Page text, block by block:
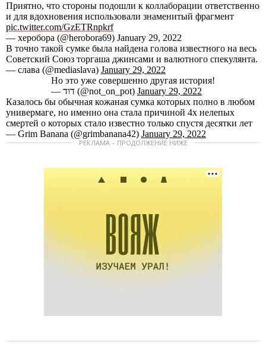
Приятно, что стороны подошли к коллаборации ответственно
и для вдохновения использовали знаменитый фрагмент
pic.twitter.com/GzETRnpkrf
— херобора (@herobora69) January 29, 2022
В точно такой сумке была найдена голова известного на весь
Советский Союз торгаша джинсами и валютного спекулянта.
— слава (@mediaslava) January 29, 2022
Но это уже совершенно другая история!
— דוד (@not_on_pot) January 29, 2022
Казалось бы обычная кожаная сумка которых полно в любом
универмаге, но именно она стала причиной 4х нелепых
смертей о которых стало известно только спустя десятки лет
— Grim Banana (@grimbanana42) January 29, 2022
РЕКЛАМА – ПРОДОЛЖЕНИЕ НИЖЕ